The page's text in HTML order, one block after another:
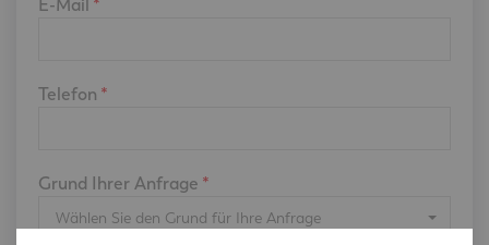
E-Mail *
Telefon *
Grund Ihrer Anfrage *
Wählen Sie den Grund für Ihre Anfrage